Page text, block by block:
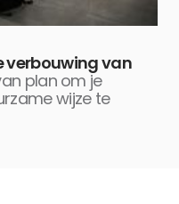
verbouwing van
plan om je
wijze te